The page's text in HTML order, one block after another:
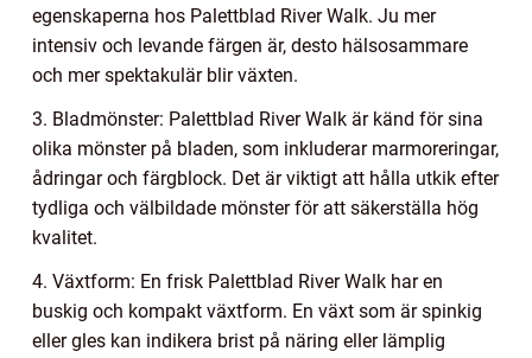
egenskaperna hos Palettblad River Walk. Ju mer
intensiv och levande färgen är, desto hälsosammare
och mer spektakulär blir växten.
3. Bladmönster: Palettblad River Walk är känd för sina
olika mönster på bladen, som inkluderar marmoreringar,
ådringar och färgblock. Det är viktigt att hålla utkik efter
tydliga och välbildade mönster för att säkerställa hög
kvalitet.
4. Växtform: En frisk Palettblad River Walk har en
buskig och kompakt växtform. En växt som är spinkig
eller gles kan indikera brist på näring eller lämplig